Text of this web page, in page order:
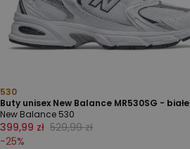
530
Buty unisex New Balance MR530SG - białe
New Balance 530
399,99 zł 529,99 zł
-25%